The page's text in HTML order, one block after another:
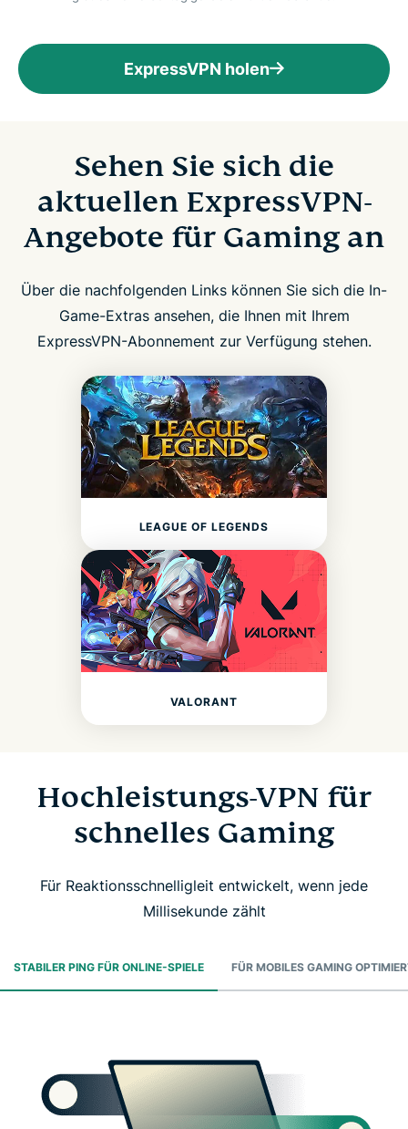
ExpressVPN holen
Sehen Sie sich die
aktuellen ExpressVPN-
Angebote für Gaming an
Über die nachfolgenden Links können Sie sich die In-
Game-Extras ansehen, die Ihnen mit Ihrem
ExpressVPN-Abonnement zur Verfügung stehen.
LEAGUE OF LEGENDS
VALORANT
Hochleistungs-VPN für
schnelles Gaming
Für Reaktionsschnelligleit entwickelt, wenn jede
Millisekunde zählt
STABILER PING FÜR ONLINE-SPIELE FÜR MOBILES GAMING